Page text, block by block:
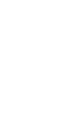
Müüa intelligentsed
3 aastane kastreeritud